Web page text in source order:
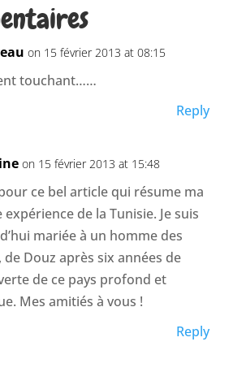
on 15 février 2013 at 08:15
touchant……
Reply
on 15 février 2013 at 15:48
ce bel article qui résume ma
de la Tunisie. Je suis
mariée à un homme des
de Douz après six années de
de ce pays profond et
Mes amitiés à vous !
Reply